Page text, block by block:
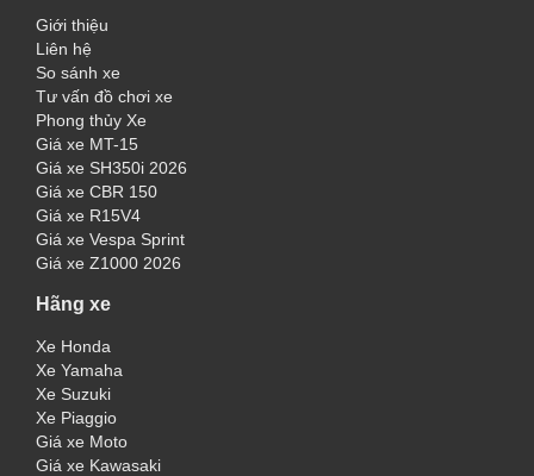
Giới thiệu
Liên hệ
So sánh xe
Tư vấn đồ chơi xe
Phong thủy Xe
Giá xe MT-15
Giá xe SH350i 2026
Giá xe CBR 150
Giá xe R15V4
Giá xe Vespa Sprint
Giá xe Z1000 2026
Hãng xe
Xe Honda
Xe Yamaha
Xe Suzuki
Xe Piaggio
Giá xe Moto
Giá xe Kawasaki